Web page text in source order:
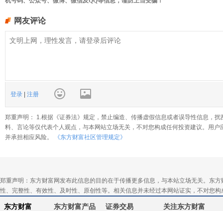
网友评论
登录 注册
郑重声明： 1.根据《证券法》规定，禁止编造、传播虚假信息或者误导性信息，
料、言论等仅代表个人观点，与本网站立场无关，不对您构成任何投资建议。用
并承担相应风险。
《东方财富社区管理规定》
郑重声明：东方财富网发布此信息的目的在于传播更多信息，与本站立场无关。东
性、完整性、有效性、及时性、原创性等。相关信息并未经过本网站证实，不对您
东方财富 东方财富产品 证券交易 关注东方财富